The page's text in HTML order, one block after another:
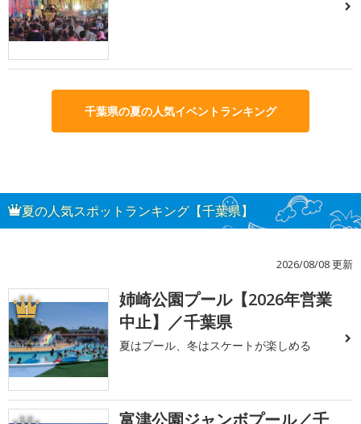
千葉県の夏の人気イベントランキング
夏の人気スポットランキング【千葉県】
2026/08/08 更新
1
姉崎公園プール【2026年営業
中止】／千葉県
夏はプール、冬はスケートが楽しめる